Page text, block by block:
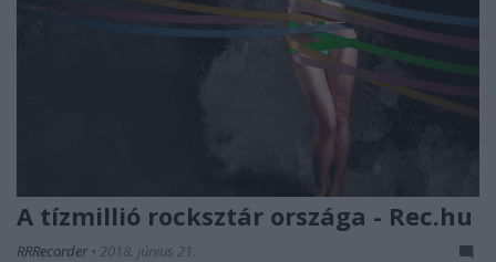
A tízmillió rocksztár országa - Rec.hu
RRRecorder • 2018. június 21.